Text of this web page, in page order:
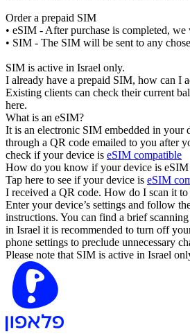
Order a prepaid SIM
• eSIM - After purchase is completed,
• SIM - The SIM will be sent to any
SIM is active in Israel only.
I already have a prepaid SIM, how can I
Existing clients can check their current
here.
What is an eSIM?
It is an electronic SIM embedded in your
through a QR code emailed to you after
check if your device is eSIM compatible
How do you know if your device is eSIM
Tap here to see if your device is eSIM
I received a QR code. How do I scan it
Enter your device’s settings and follow
instructions. You can find a brief
in Israel it is recommended to turn off
phone settings to preclude unnecessary
Please note that SIM is active in Israel